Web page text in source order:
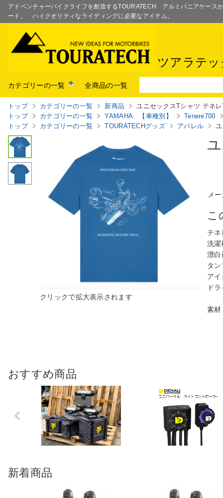
アドベンチャーバイクライフを創造するTOURATECH アルミパニアケース
ード。 ハイクオリティなライディングに必要なアイテム。
ツアラテ
カテゴリーの一覧 全商品の一覧
トップ カテゴリーの一覧 新商品
ユニセックスTシャツ テネ
トップ
カテゴリーの一覧 YAMAHA 【車種別】
Tenere700
トップ
カテゴリーの一覧 TOURATECHグッズ アパレル
メ
こ
テ
洗
漂白
タ
ア
ド
素材
おすすめ商品
Previo
us
新着商品